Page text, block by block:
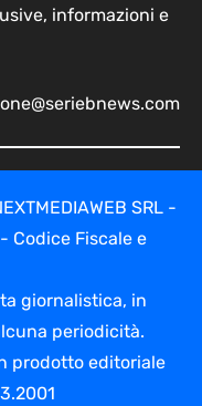
informazioni e
SRL -
Codice Fiscale e
giornalistica, in
periodicità.
prodotto editoriale